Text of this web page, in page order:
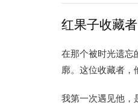
红果子收藏
在那个被时光遗忘
廓。这位收藏者，
我第一次遇见他，